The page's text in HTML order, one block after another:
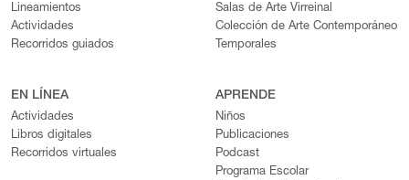
Lineamientos
Actividades
Recorridos guiados
Salas de Arte Virreinal
Colección de Arte Contemporáneo
Temporales
EN LÍNEA
Actividades
Libros digitales
Recorridos virtuales
APRENDE
Niños
Publicaciones
Podcast
Programa Escolar